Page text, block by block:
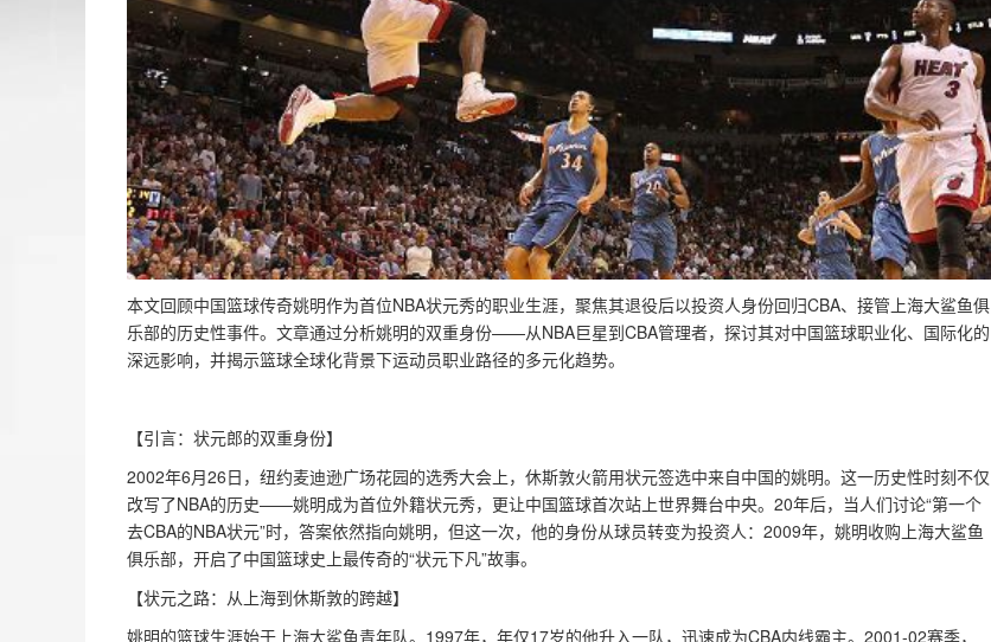
本文回顾中国篮球传奇姚明作为首位NBA状元秀的职业生涯，聚焦其退役后以投资人身份回归CBA、接管上海大鲨鱼俱
乐部的历史性事件。文章通过分析姚明的双重身份——从NBA巨星到CBA管理者，探讨其对中国篮球职业化、国际化的
深远影响，并揭示篮球全球化背景下运动员职业路径的多元化趋势。
【引言：状元郎的双重身份】
2002年6月26日，纽约麦迪逊广场花园的选秀大会上，休斯敦火箭用状元签选中来自中国的姚明。这一历史性时刻不仅
改写了NBA的历史——姚明成为首位外籍状元秀，更让中国篮球首次站上世界舞台中央。20年后，当人们讨论“第一个
去CBA的NBA状元”时，答案依然指向姚明，但这一次，他的身份从球员转变为投资人：2009年，姚明收购上海大鲨鱼
俱乐部，开启了中国篮球史上最传奇的“状元下凡”故事。
【状元之路：从上海到休斯敦的跨越】
姚明的篮球生涯始于上海大鲨鱼青年队。1997年，年仅17岁的他升入一队，迅速成为CBA内线霸主。2001-02赛季，